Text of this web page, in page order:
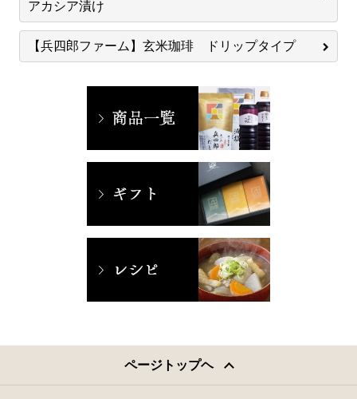
アカシア漬け
【兵四郎ファーム】玄米珈琲 ドリップタイプ
ページトップヘ